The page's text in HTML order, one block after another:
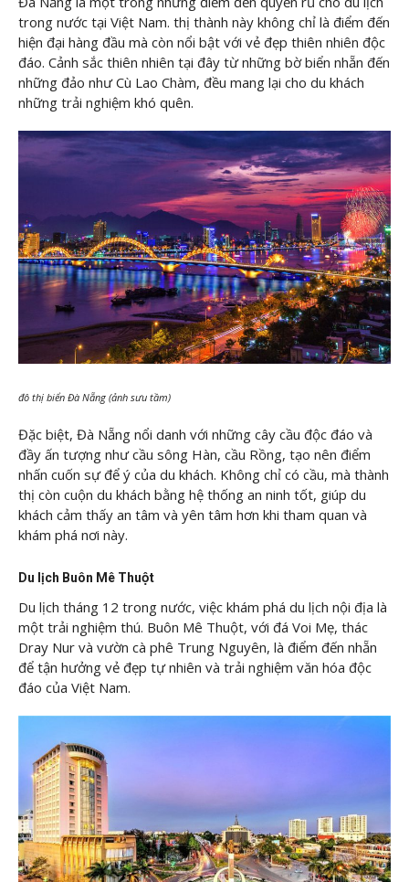
trong nước tại Việt Nam. thị thành này không chỉ là điểm đến
hiện đại hàng đầu mà còn nổi bật với vẻ đẹp thiên nhiên độc
đáo. Cảnh sắc thiên nhiên tại đây từ những bờ biển nhẵn đến
những đảo như Cù Lao Chàm, đều mang lại cho du khách
những trải nghiệm khó quên.
đô thị biển Đà Nẵng (ảnh sưu tầm)
Đặc biệt, Đà Nẵng nổi danh với những cây cầu độc đáo và
đầy ấn tượng như cầu sông Hàn, cầu Rồng, tạo nên điểm
nhấn cuốn sự để ý của du khách. Không chỉ có cầu, mà thành
thị còn cuộn du khách bằng hệ thống an ninh tốt, giúp du
khách cảm thấy an tâm và yên tâm hơn khi tham quan và
khám phá nơi này.
Du lịch Buôn Mê Thuột
Du lịch tháng 12 trong nước, việc khám phá du lịch nội địa là
một trải nghiệm thú. Buôn Mê Thuột, với đá Voi Mẹ, thác
Dray Nur và vườn cà phê Trung Nguyên, là điểm đến nhẵn
để tận hưởng vẻ đẹp tự nhiên và trải nghiệm văn hóa độc
đáo của Việt Nam.